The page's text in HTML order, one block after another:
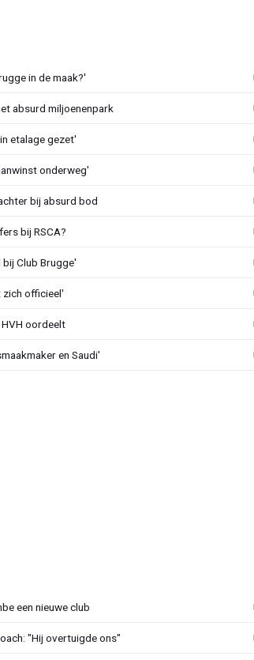
in de maak?'
absurd miljoenenpark
etalage gezet'
onderweg'
bij absurd bod
bij RSCA?
Club Brugge'
zich officieel'
HVH oordeelt
en Saudi'
een nieuwe club
"Hij overtuigde ons"